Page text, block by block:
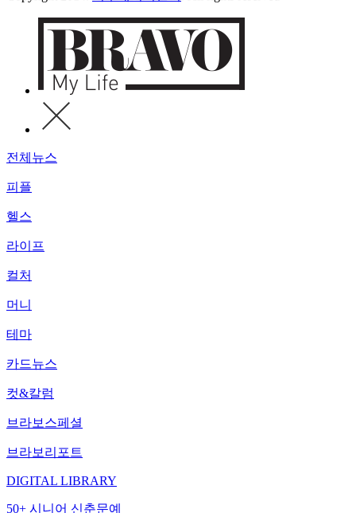
전체뉴스
피플
헬스
라이프
컬처
머니
테마
카드뉴스
컷&칼럼
브라보스페셜
브라보리포트
DIGITAL LIBRARY
50+ 시니어 신춘문예